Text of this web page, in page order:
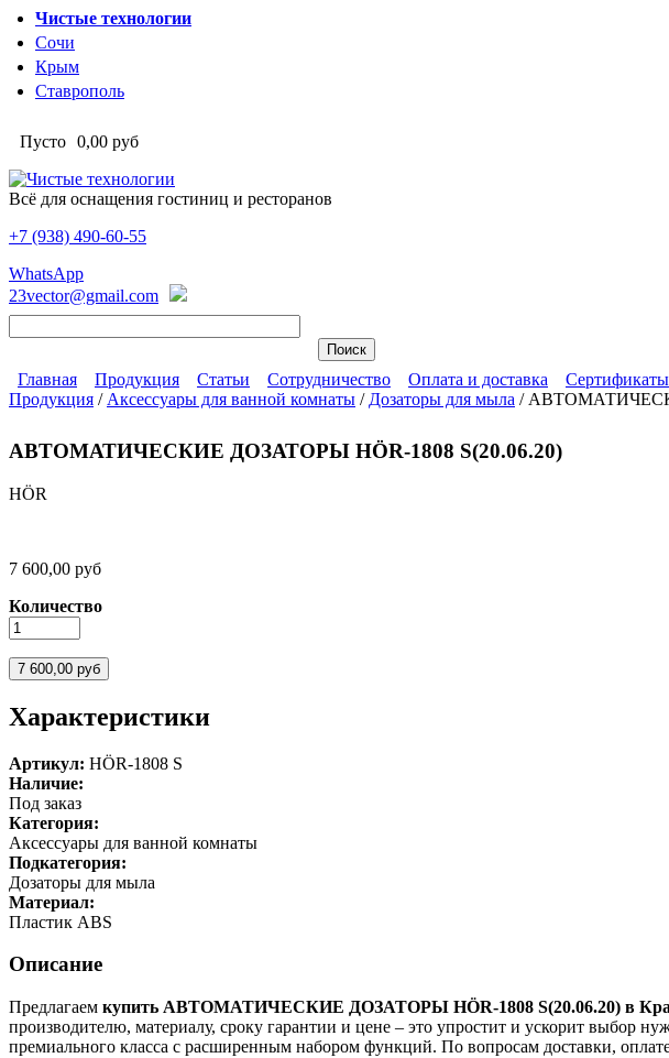
Перейти к основному содержанию
Чистые технологии
Сочи
Крым
Ставрополь
Пусто 0,00 руб
Всё для оснащения гостиниц и ресторанов
Чистые технологии
+7 (938) 490-60-55
WhatsApp
23vector@gmail.com
Главное меню
Главная Продукция Статьи Сотрудничество Оплата и доставка Сертификаты
Продукция / Аксессуары для ванной комнаты / Дозаторы для мыла /
АВТОМАТИЧЕСКИЕ ДОЗАТОРЫ HÖR-1808 S(20.06.20)
HÖR
7 600,00 руб
Количество
Характеристики
Артикул: HÖR-1808 S
Наличие:
Под заказ
Категория:
Аксессуары для ванной комнаты
Подкатегория:
Дозаторы для мыла
Материал:
Пластик ABS
Описание
Предлагаем купить АВТОМАТИЧЕСКИЕ ДОЗАТОРЫ HÖR-1808 S(20.06.20) в
производителю, материалу, сроку гарантии и цене – это упростит и ускорит выбор
премиального класса с расширенным набором функций. По вопросам доставки,